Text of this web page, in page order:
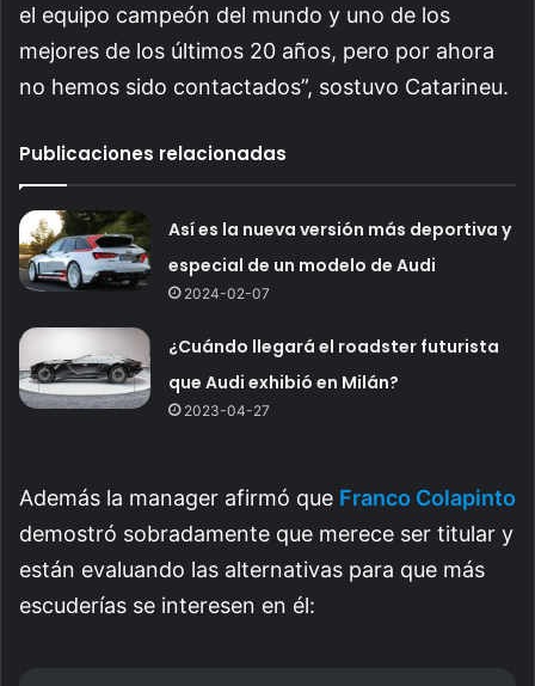
el equipo campeón del mundo y uno de los
mejores de los últimos 20 años, pero por ahora
no hemos sido contactados”, sostuvo Catarineu.
Publicaciones relacionadas
Así es la nueva versión más deportiva y
especial de un modelo de Audi
2024-02-07
¿Cuándo llegará el roadster futurista
que Audi exhibió en Milán?
2023-04-27
Además la manager afirmó que Franco Colapinto
demostró sobradamente que merece ser titular y
están evaluando las alternativas para que más
escuderías se interesen en él: